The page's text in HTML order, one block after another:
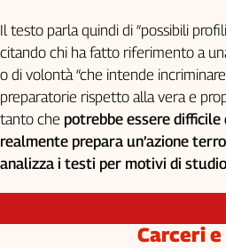
Il testo parla quindi di “possibili
citando chi ha fatto riferimento a
o di volontà “che intende
preparatorie rispetto alla vera e
tanto che potrebbe essere
realmente prepara un’azione
analizza i testi per motivi di
Carceri e